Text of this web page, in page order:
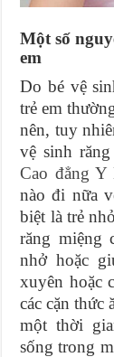
Một số
em
Do bé vệ
trẻ em
nên, tuy
vệ sinh
Cao đẳng Y
nào đi nữa
biệt là trẻ
răng miệng
nhở hoặc
xuyên hoặc
các cặn thức
một thời
sống trong